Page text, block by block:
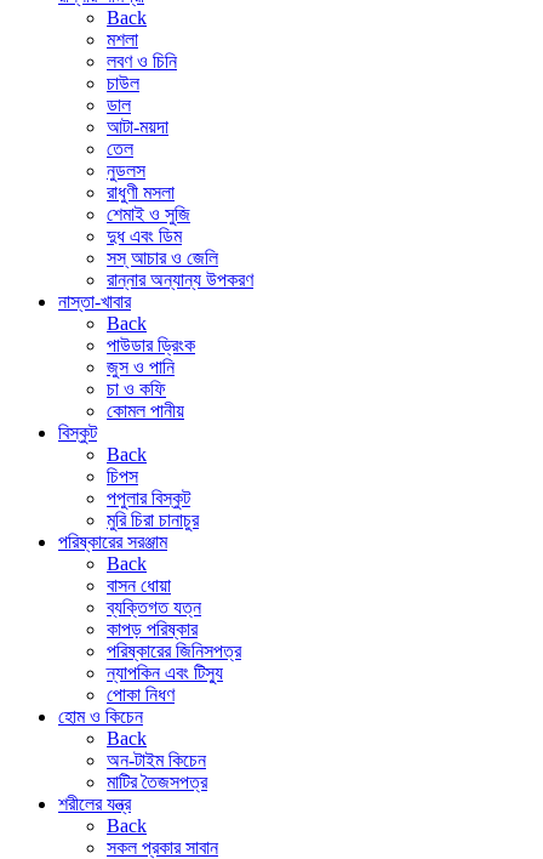
Back
মশলা
লবণ ও চিনি
চাউল
ডাল
আটা-ময়দা
তেল
নুডলস
রাধুণী মসলা
শেমাই ও সুজি
দুধ এবং ডিম
সস্ আচার ও জেলি
রান্নার অন্যান্য উপকরণ
নাস্তা-খাবার
Back
পাউডার ড্রিংক
জুস ও পানি
চা ও কফি
কোমল পানীয়
বিস্কুট
Back
চিপস
পপুলার বিস্কুট
মুরি চিরা চানাচুর
পরিষ্কারের সরঞ্জাম
Back
বাসন ধোয়া
ব্যক্তিগত যত্ন
কাপড় পরিষ্কার
পরিষ্কারের জিনিসপত্র
ন্যাপকিন এবং টিস্যু
পোকা নিধণ
হোম ও কিচেন
Back
অন-টাইম কিচেন
মাটির তৈজসপত্র
শরীলের যন্ত্র
Back
সকল প্রকার সাবান